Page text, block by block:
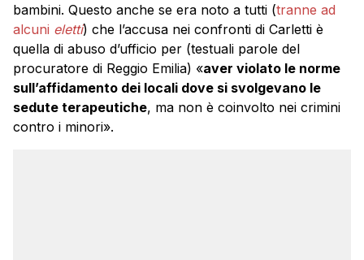
bambini. Questo anche se era noto a tutti (tranne ad
alcuni eletti) che l’accusa nei confronti di Carletti è
quella di abuso d’ufficio per (testuali parole del
procuratore di Reggio Emilia) «aver violato le norme
sull’affidamento dei locali dove si svolgevano le
sedute terapeutiche, ma non è coinvolto nei crimini
contro i minori».